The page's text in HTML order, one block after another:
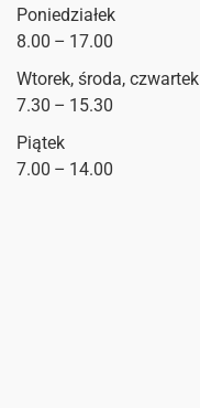
Poniedziałek
8.00 – 17.00
Wtorek, środa, czwartek
7.30 – 15.30
Piątek
7.00 – 14.00